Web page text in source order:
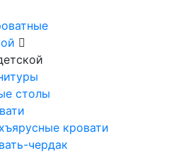
столы
кровати
чердак